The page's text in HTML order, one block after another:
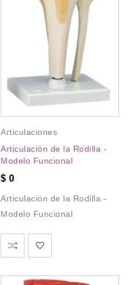
Articulaciones
Articulación de la Rodilla -
Modelo Funcional
$ 0
Articulación de la Rodilla -
Modelo Funcional